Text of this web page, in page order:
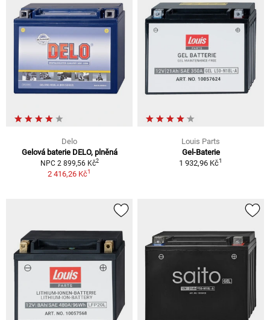
Delo
Gelová baterie DELO, plněná
NPC 2 899,56 Kč2
2 416,26 Kč1
Louis Parts
Gel-Baterie
1 932,96 Kč1